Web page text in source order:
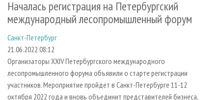
ЛЕСОПИЛЕНИЕ
СУШКА ДРЕВЕСИНЫ
ПРОИЗВОДСТВО ДРЕВЕСНЫХ ПЛИТ
ДЕРЕВЯННОЕ ДОМОСТРОЕНИЕ
ПРОИЗВОДСТВО МЕБЕЛИ
НОВОСТИ ЖУРНАЛА
ПРЕДПРИЯТИЯ ЛПК
ПЕРСОНЫ
МОБИЛЬНЫЕ ВЫСТАВКИ
ОФИЦИАЛЬНЫЕ ДЕЛЕГАЦИИ
ПРИОРИТЕТНЫЕ ИНВЕСТПРОЕКТЫ
АРХИВ ЖУРНАЛОВ
О ЖУРНАЛЕ
ПОДПИСКА
КОНТАКТЫ
РЕКЛАМОДАТЕЛЯМ
РЕКЛАМА
РЕКЛАМА НА САЙТЕ
Началась регистрация на Петербургский
международный лесопромышленный форум
Санкт-Петербург
21.06.2022 08:12
Организаторы XXIV Петербургского международного
лесопромышленного форума объявили о старте регистрации
участников. Мероприятие пройдет в Санкт-Петербурге 11-12
октября 2022 года и вновь объединит представителей бизнеса,